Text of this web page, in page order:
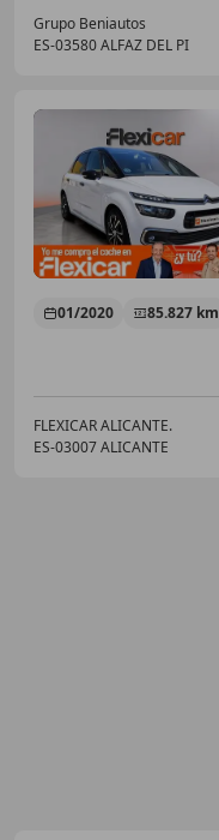
Grupo Beniautos
ES-03580 ALFAZ DEL PI
01/2020 85.827 km
FLEXICAR ALICANTE.
ES-03007 ALICANTE